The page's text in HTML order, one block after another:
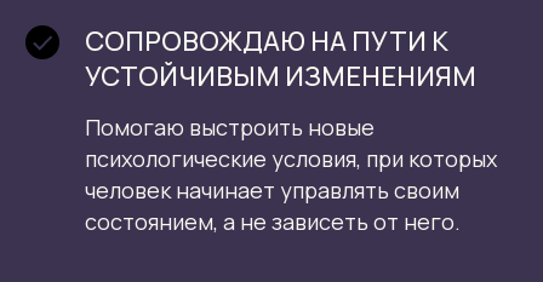
СОПРОВОЖДАЮ НА ПУТИ К
УСТОЙЧИВЫМ ИЗМЕНЕНИЯМ
Помогаю выстроить новые
психологические условия, при которых
человек начинает управлять своим
состоянием, а не зависеть от него.